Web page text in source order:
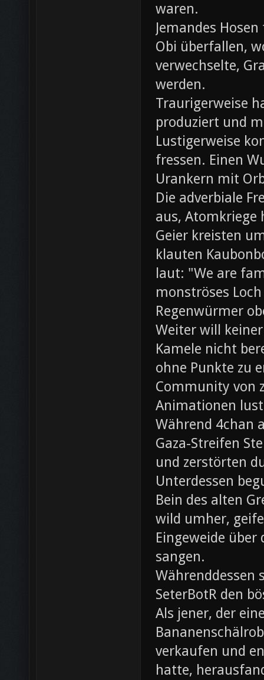
waren.
Jemandes
Obi überfallen,
verwechselte,
werden.
Traurigerweise
produziert und
Lustigerweise
fressen. Einen
Urankern mit
Die adverbiale
aus,
Geier kreisten
klauten
laut: "We are
monströses
Regenwürmer
Weiter will
Kamele nicht
ohne Punkte zu
Community von
Animationen
Während 4chan
Gaza-Streifen
und zerstörten
Unterdessen
Bein des alten
wild umher,
Eingeweide
sangen.
Währenddessen
SeterBotR den
Als jener, der
verkaufen und
hatte,